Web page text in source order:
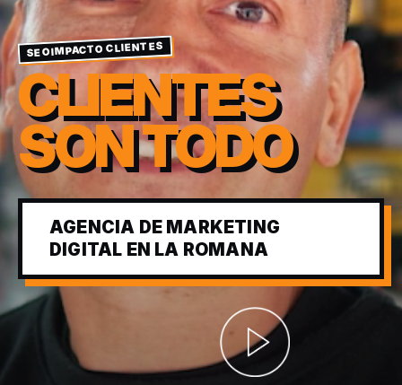
SEOIMPACTO CLIENTES
CLIENTES
SON TODO
AGENCIA DE MARKETING
DIGITAL EN LA ROMANA
Abrir video corporativo